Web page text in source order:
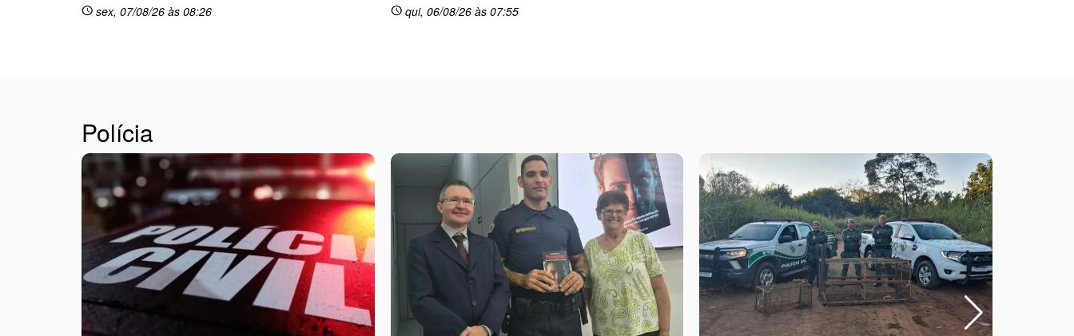
schedule sex, 07/08/26 às 08:26 schedulequi, 06/08/26 às 07:55
Polícia